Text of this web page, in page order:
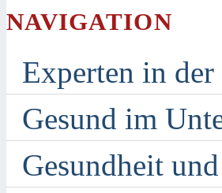
NAVIGATION
Experten in
Gesund im
Gesundheit